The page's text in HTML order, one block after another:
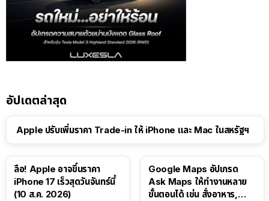
อัปเดตล่าสุด
Apple ปรับเพิ่มราคา Trade-in ให้ iPhone และ Mac ในสหรัฐฯ
ลือ! Apple อาจขึ้นราคา
iPhone 17 เร็วสุดวันจันทร์นี้
(10 ส.ค. 2026)
Google Maps อัปเกรด
Ask Maps ให้ทำงานหลาย
ขั้นตอนได้ เช่น สั่งอาหาร,